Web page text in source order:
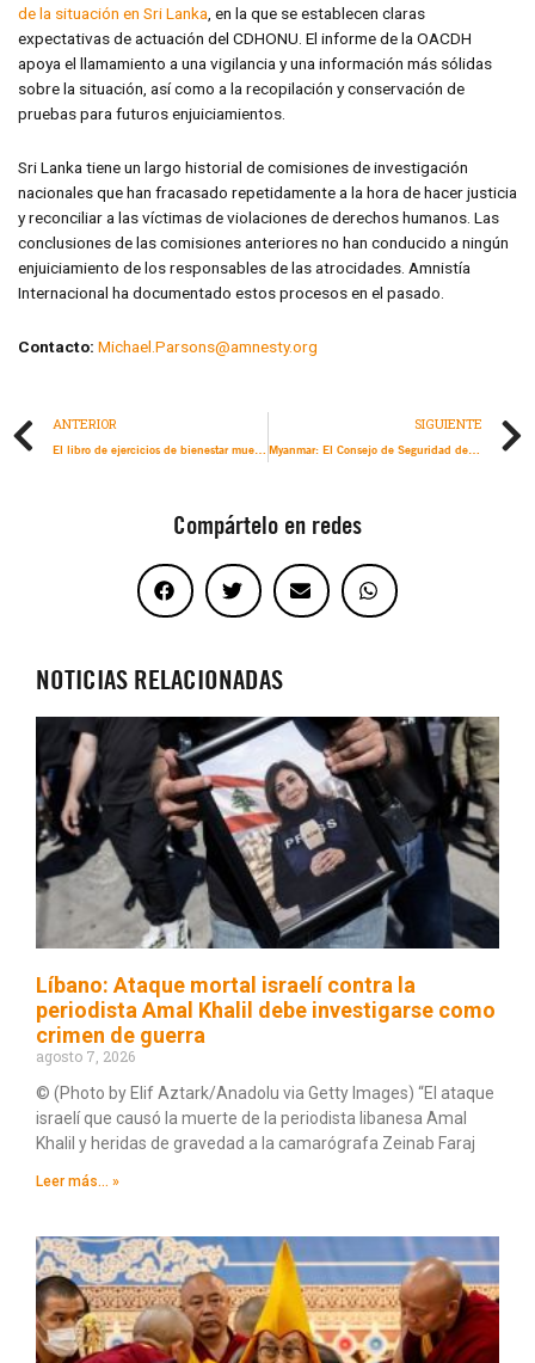
de la situación en Sri Lanka , en la que se establecen claras
expectativas de actuación del CDHONU. El informe de la OACDH
apoya el llamamiento a una vigilancia y una información más sólidas
sobre la situación, así como a la recopilación y conservación de
pruebas para futuros enjuiciamientos.
Sri Lanka tiene un largo historial de comisiones de investigación
nacionales que han fracasado repetidamente a la hora de hacer justicia
y reconciliar a las víctimas de violaciones de derechos humanos. Las
conclusiones de las comisiones anteriores no han conducido a ningún
enjuiciamiento de los responsables de las atrocidades. Amnistía
Internacional ha documentado estos procesos en el pasado.
Contacto: Michael.Parsons@amnesty.org
ANTERIOR
El libro de ejercicios de bienestar muestra cómo la felicidad y el activismo pueden coexistir
SIGUIENTE
Myanmar: El Consejo de Seguridad de la ONU debe actuar urgentemente y hacer que los militares rindan cuentas
Compártelo en redes
NOTICIAS RELACIONADAS
Líbano: Ataque mortal israelí contra la
periodista Amal Khalil debe investigarse como
crimen de guerra
agosto 7, 2026
© (Photo by Elif Aztark/Anadolu via Getty Images) “El ataque
israelí que causó la muerte de la periodista libanesa Amal
Khalil y heridas de gravedad a la camarógrafa Zeinab Faraj
Leer más... »